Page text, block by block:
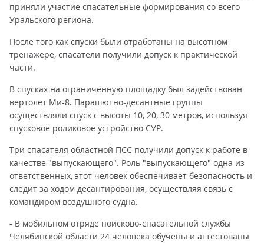
приняли участие спасательные формирования со всего
Уральского региона.
После того как спуски были отработаны на высотном
тренажере, спасатели получили допуск к практической
части.
В спусках на ограниченную площадку был задействован
вертолет Ми-8. Парашютно-десантные группы
осуществляли спуск с высоты 10, 20, 30 метров, используя
спусковое роликовое устройство СУР.
Три спасателя областной ПСС получили допуск к работе в
качестве "выпускающего". Роль "выпускающего" одна из
ответственных, этот человек обеспечивает безопасность и
следит за ходом десантирования, осуществляя связь с
командиром воздушного судна.
- В мобильном отряде поисково-спасательной службы
Челябинской области 24 человека обучены и аттестованы